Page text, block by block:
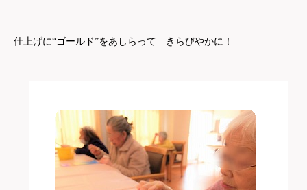
仕上げに“ゴールド”をあしらって きらびやかに！